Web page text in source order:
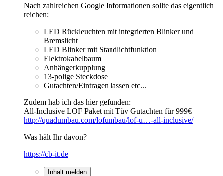
Nach zahlreichen Google Informationen sollte das eigentlich
reichen:
LED Rückleuchten mit integrierten Blinker und
Bremslicht
LED Blinker mit Standlichtfunktion
Elektrokabelbaum
Anhängerkupplung
13-polige Steckdose
Gutachten/Eintragen lassen etc...
Zudem hab ich das hier gefunden:
All-Inclusive LOF Paket mit Tüv Gutachten für 999€
http://quadumbau.com/lofumbau/lof-u…-all-inclusive/
Was hält Ihr davon?
https://cb-it.de
Inhalt melden